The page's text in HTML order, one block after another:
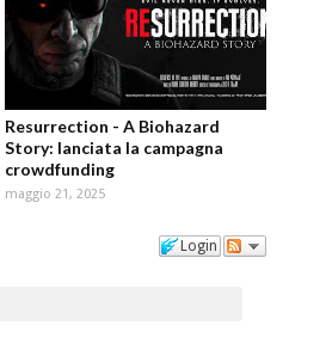
Resurrection - A Biohazard
Story: lanciata la campagna
crowdfunding
maggio 21, 2025
Login